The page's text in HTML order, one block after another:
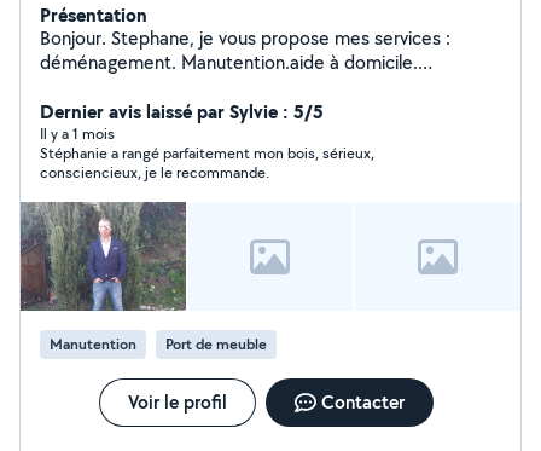
Présentation
Bonjour. Stephane, je vous propose mes services :
déménagement. Manutention.aide à domicile.
rapidement , j habite caluire et je me déplace en voiture
ou vélo pour intervention Lyon. Je suis sérieux ,
efficace.. Au plaisir. Et à bientôt. Stephane
Dernier avis laissé par Sylvie : 5/5
Il y a 1 mois
Stéphanie a rangé parfaitement mon bois, sérieux,
consciencieux, je le recommande.
Manutention Port de meuble
Voir le profil Contacter